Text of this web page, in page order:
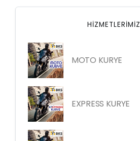
HIZMETLERIMIZ
MOTO KURYE
EXPRESS KURYE